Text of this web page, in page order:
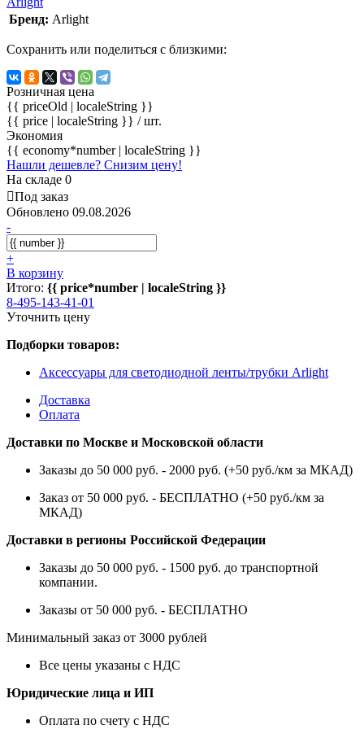
Бренд: Arlight
Сохранить или поделиться с близкими:
Розничная цена
{{ priceOld | localeString }}
{{ price | localeString }} / шт.
Экономия
{{ economy*number | localeString }}
Нашли дешевле? Снизим цену!
На складе 0
Под заказ
Обновлено 09.08.2026
-
+
В корзину
Итого: {{ price*number | localeString }}
8-495-143-41-01
Уточнить цену
Подборки товаров:
Аксессуары для светодиодной ленты/трубки Arlight
Доставка
Оплата
Доставки по Москве и Московской области
Заказы до 50 000 руб. - 2000 руб. (+50 руб./км за МКАД)
Заказ от 50 000 руб. - БЕСПЛАТНО (+50 руб./км за
МКАД)
Доставки в регионы Российской Федерации
Заказы до 50 000 руб. - 1500 руб. до транспортной
компании.
Заказы от 50 000 руб. - БЕСПЛАТНО
Минимальный заказ от 3000 рублей
Все цены указаны с НДС
Юридические лица и ИП
Оплата по счету с НДС